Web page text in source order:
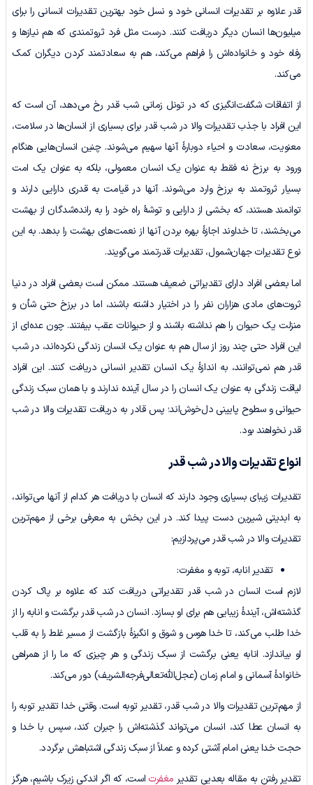
قدر علاوه بر تقدیرات انسانی خود و نسل خود بهترین تقدیرات انسانی را برای
میلیون‌ها انسان دیگر دریافت کنند. درست مثل فرد ثروتمندی که هم نیازها و
رفاه خود و خانواده‌اش را فراهم می‌کند، هم به سعادتمند کردن دیگران کمک
می‌کند.
از اتفاقات شگفت‌انگیزی که در تونل زمانی شب قدر رخ می‌دهد، آن است که
این افراد با جذب تقدیرات والا در شب قدر برای بسیاری از انسان‌ها در سلامت،
معنویت، سعادت و احیاء دوبارۀ آنها سهیم می‌شوند. چنین انسان‌هایی هنگام
ورود به برزخ نه فقط به عنوان یک انسان معمولی، بلکه به عنوان یک امت
بسیار ثروتمند به برزخ وارد می‌شوند. آنها در قیامت به قدری دارایی دارند و
توانمند هستند، که بخشی از دارایی و توشۀ راه خود را به رانده‌شدگان از بهشت
می‌بخشند، تا خداوند اجازۀ بهره بردن آنها از نعمت‌های بهشت را بدهد. به این
نوع تقدیرات جهان‌شمول، تقدیرات قدرتمند می‌گویند.
اما بعضی افراد دارای تقدیراتی ضعیف هستند. ممکن است بعضی افراد در دنیا
ثروت‌های مادی هزاران نفر را در اختیار داشته باشند، اما در برزخ حتی شأن و
منزلت یک حیوان را هم نداشته باشند و از حیوانات عقب بیفتند. چون عده‌ای از
این افراد حتی چند روز از سال هم به عنوان یک انسان زندگی نکرده‌اند، در شب
قدر هم نمی‌توانند، به اندازۀ یک انسان تقدیر انسانی دریافت کنند. این افراد
لیاقت زندگی به عنوان یک انسان را در سال آینده ندارند و با همان سبک زندگی
حیوانی و سطوح پایینی دل‌خوش‌ا‌ند؛ پس قادر به دریافت تقدیرات والا در شب
قدر نخواهند بود.
انواع تقدیرات والا در شب قدر
تقدیرات زیبای بسیاری وجود دارند که انسان با دریافت هر کدام از آنها می‌تواند،
به ابدیتی شیرین دست پیدا کند. در این بخش به معرفی برخی از مهم‌ترین
تقدیرات والا در شب قدر می‌پردازیم:
تقدیر انابه، توبه و مغفرت:
لازم است انسان در شب قدر تقدیراتی دریافت کند که علاوه بر پاک کردن
گذشته‌اش، آیندۀ زیبایی هم برای او بسازد. انسان در شب قدر برگشت و انابه را از
خدا طلب می‌کند، تا خدا هوس و شوق و انگیزۀ بازگشت از مسیر غلط را به قلب
او بیاندازد. انابه یعنی برگشت از سبک زندگی و هر چیزی که ما را از همراهی
خانوادۀ آسمانی و امام زمان (عجل‌الله‌تعالی‌فرجه‌الشریف) دور می‌کند.
از مهم‌ترین تقدیرات والا در شب قدر، تقدیر توبه است. وقتی خدا تقدیر توبه را
به انسان عطا کند، انسان می‌تواند گذشته‌اش را جبران کند، سپس با خدا و
حجت خدا یعنی امام آشتی کرده و عملاً از سبک زندگی اشتباهش برگردد.
تقدیر رفتن به مقاله بعدیی تقدیر مغفرت است، که اگر اندکی زیرک باشیم، هرگز